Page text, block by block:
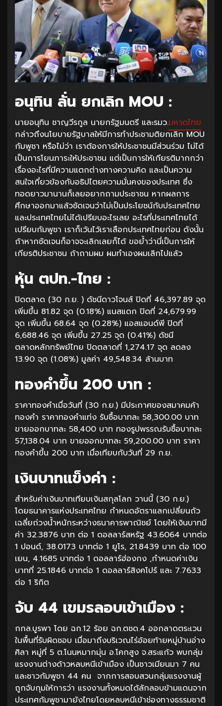
อนุทิน ลั่น ยกเลิก MOU :
นายอนุทิน ชาญวีรกูล นายกรัฐมนตรี และรมว.มหาดไทย
กล่าวถึงนโยบายรัฐบาลให้มีการทำประชามติยกเลิก MOU
กัมพูชา หรือไม่ว่า เราต้องการให้ประชาชนมีส่วนร่วม ไม่ได้
เป็นการโยนภาระให้ประชาชน แต่เป็นการให้เกียรติมากกว่า
เรื่องอะไรที่มีความแตกต่างทางความคิด และเป็นความ
สนใจเกี่ยวข้องกับอธิปไตยความมั่นคงของประเทศ ซึ่ง
ทอดยาวมานานก็เลยอยากถามประชาชน หากผลการ
ศึกษาออกมาแล้วชัดเจนว่าไม่เป็นประโยชน์กับประเทศไทย
และประเทศไทยไม่ได้เปรียบอะไรเลย อะไรที่ประเทศไทยได้
เปรียบกัมพูชา เราก็เว้นไว้เราเลือกประเทศไทยก่อน ดังนั้น
ถ้าหากชัดเจนก็อาจจะเลิกเลยก็ได้ ขอย้ำว่านี่เป็นการให้
เกียรติประชาชน ถ้าถามผม ผมทำเองผมเลิกไปแล้ว
หุ้น ตปท.-ไทย :
ปิดตลาด (30 ก.ย. ) ดัชนีดาวโจนส์ ปิดที่ 46,397.89 จุด
เพิ่มขึ้น 81.82 จุด (0.18%) แนสแดก ปิดที่ 24,679.99
จุด เพิ่มขึ้น 68.64 จุด (0.28%) แอสแอนด์พี ปิดที่
6,688.46 จุด เพิ่มขึ้น 27.25 จุด (0.41%) ดัชนี
ตลาดหลักทรัพย์ไทย ปิดตลาดที่ 1,274.17 จุด ลดลง
13.90 จุด (1.08%) มูลค่า 49,548.34 ล้านบาท
ทองคำขึ้น 200 บาท :
ราคาทองคำเมื่อวันที่ (30 ก.ย.) มีประกาศของสมาคมค้า
ทองคำ ราคาทองคำแท่ง รับซื้อบาทละ 58,300.00 บาท
ขายออกบาทละ 58,400 บาท ทองรูปพรรณรับซื้อบาทละ
57,138.04 บาท ขายออกบาทละ 59,200.00 บาท ราคา
ทองคำขึ้น 200 บาท เมื่อเทียบกับวันที่ 29 ก.ย.
เงินบาทแข็งค่า :
สำหรับค่าเงินบาทเทียบเงินสกุลโลก วานนี้ (30 ก.ย.)
โดยธนาคารแห่งประเทศไทย กำหนดอัตราแลกเปลี่ยนถัว
เฉลี่ยถ่วงน้ำหนักระหว่างธนาคารพาณิชย์ โดยให้เงินบาทมี
ค่า 32.3876 บาท ต่อ 1 ดอลลาร์สหรัฐ 43.6064 บาทต่อ
1 ปอนด์, 38.0173 บาทต่อ 1 ยูโร, 21.8439 บาท ต่อ 100
เยน, 4.1685 บาทต่อ 1 ดอลลาร์ฮ่องกง ,กำหนดค่าเงิน
บาทที่ 25.1846 บาทต่อ 1 ดอลลาร์สิงคโปร์ และ 7.7633
ต่อ 1 ริกิต
จับ 44 เขมรลอบเข้าเมือง :
กกล.บูรพา โดย ฉก.12 ร้อย ฉก.ตชด.4 ออกลาดตระเวน
ในพื้นที่รับผิดชอบ เมื่อมาถึงบริเวณไร่อ้อยท้ายหมู่บ้านอ่าง
ศิลา หมู่ที่ 5 ต.โนนหมากมุ่น อ.โคกสูง จ.สระแก้ว พบกลุ่ม
แรงงานต่างด้าวหลบหนีเข้าเมือง เป็นชาวเมียนมา 7 คน
และชาวกัมพูชา 44 คน จากการสอบสวนกลุ่มแรงงานผู้
ถูกจับกุมให้การว่า แรงงานทั้งหมดได้ลักลอบข้ามแดนจาก
ประเทศกัมพูชามายังไทยโดยหลบหนีเข้าช่องทางธรรมชาติ